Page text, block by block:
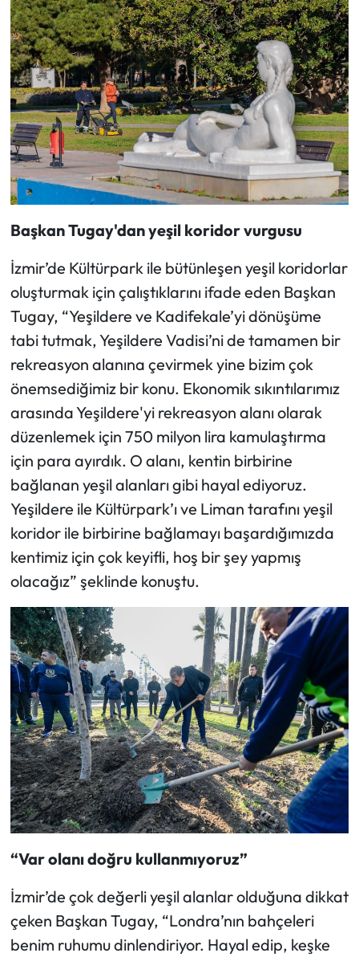
Başkan Tugay'dan yeşil koridor vurgusu
İzmir’de Kültürpark ile bütünleşen yeşil koridorlar
oluşturmak için çalıştıklarını ifade eden Başkan
Tugay, “Yeşildere ve Kadifekale’yi dönüşüme
tabi tutmak, Yeşildere Vadisi’ni de tamamen bir
rekreasyon alanına çevirmek yine bizim çok
önemsediğimiz bir konu. Ekonomik sıkıntılarımız
arasında Yeşildere'yi rekreasyon alanı olarak
düzenlemek için 750 milyon lira kamulaştırma
için para ayırdık. O alanı, kentin birbirine
bağlanan yeşil alanları gibi hayal ediyoruz.
Yeşildere ile Kültürpark’ı ve Liman tarafını yeşil
koridor ile birbirine bağlamayı başardığımızda
kentimiz için çok keyifli, hoş bir şey yapmış
olacağız” şeklinde konuştu.
“Var olanı doğru kullanmıyoruz”
İzmir’de çok değerli yeşil alanlar olduğuna dikkat
çeken Başkan Tugay, “Londra’nın bahçeleri
benim ruhumu dinlendiriyor. Hayal edip, keşke